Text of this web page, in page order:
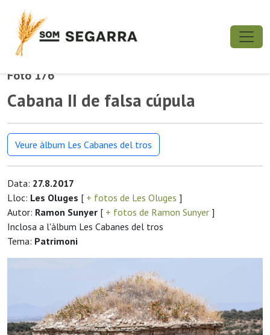
Foto 176
Cabana II de falsa cúpula
Veure àlbum Les Cabanes del tros
Data: 27.8.2017
Lloc: Les Oluges [ + fotos de Les Oluges ]
Autor: Ramon Sunyer [ + fotos de Ramon Sunyer ]
Inclosa a l'àlbum Les Cabanes del tros
Tema: Patrimoni